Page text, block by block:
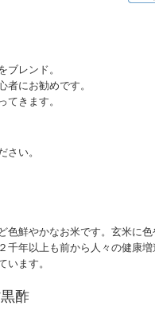
ブレンド。
者にお勧めです。
てきます。
さい。
色鮮やかなお米です。玄米に
年以上も前から人々の健康増
います。
酢